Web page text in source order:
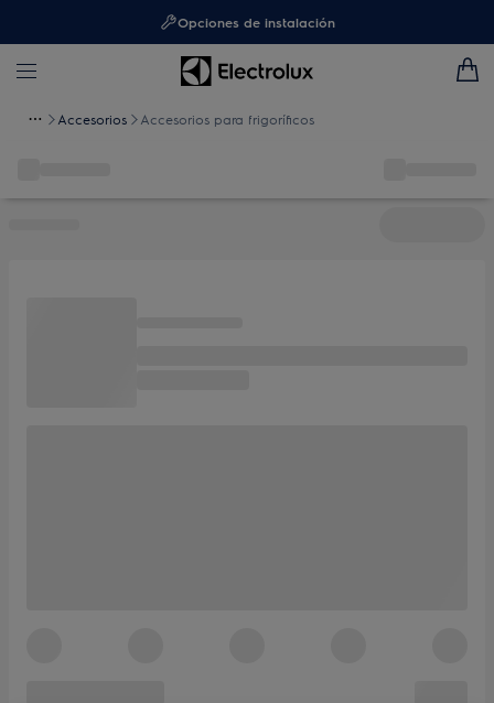
Opciones de instalación
Accesorios Accesorios para frigoríficos